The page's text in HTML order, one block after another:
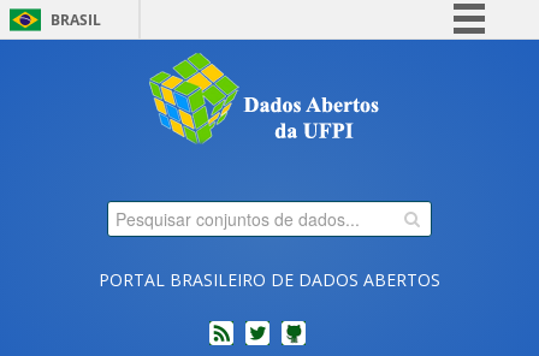
BRASIL
Comunica BR
Participe
Legislação
PORTAL BRASILEIRO DE DADOS ABERTOS